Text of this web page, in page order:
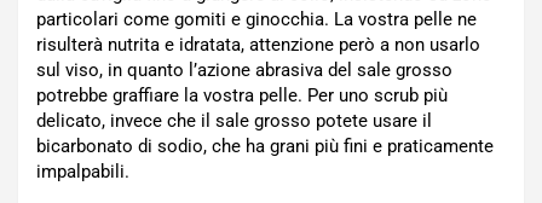
particolari come gomiti e ginocchia. La vostra pelle ne
risulterà nutrita e idratata, attenzione però a non usarlo
sul viso, in quanto l’azione abrasiva del sale grosso
potrebbe graffiare la vostra pelle. Per uno scrub più
delicato, invece che il sale grosso potete usare il
bicarbonato di sodio, che ha grani più fini e praticamente
impalpabili.